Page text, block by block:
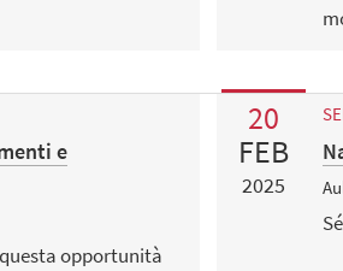
e
opportunità
20
FEB
2025